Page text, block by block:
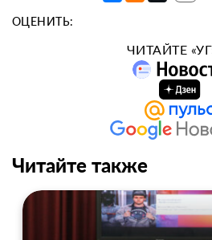
ОЦЕНИТЬ:
ЧИТАЙТЕ
Читайте также